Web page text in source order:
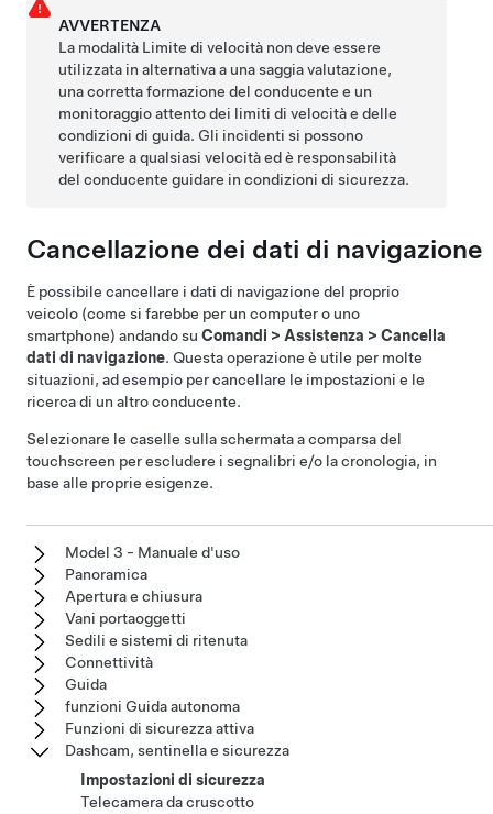
AVVERTENZA
La modalità Limite di velocità non deve essere
utilizzata in alternativa a una saggia valutazione,
una corretta formazione del conducente e un
monitoraggio attento dei limiti di velocità e delle
condizioni di guida. Gli incidenti si possono
verificare a qualsiasi velocità ed è responsabilità
del conducente guidare in condizioni di sicurezza.
Cancellazione dei dati di navigazione
È possibile cancellare i dati di navigazione del proprio
veicolo (come si farebbe per un computer o uno
smartphone) andando su Comandi > Assistenza > Cancella
dati di navigazione. Questa operazione è utile per molte
situazioni, ad esempio per cancellare le impostazioni e le
ricerca di un altro conducente.
Selezionare le caselle sulla schermata a comparsa del
touchscreen per escludere i segnalibri e/o la cronologia, in
base alle proprie esigenze.
Model 3 - Manuale d'uso
Panoramica
Apertura e chiusura
Vani portaoggetti
Sedili e sistemi di ritenuta
Connettività
Guida
funzioni Guida autonoma
Funzioni di sicurezza attiva
Dashcam, sentinella e sicurezza
Impostazioni di sicurezza
Telecamera da cruscotto